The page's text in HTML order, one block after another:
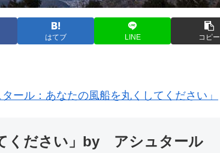
はてブ LINE コピー
ール：あなたの風船を丸くしてください」
ください」by アシュタール